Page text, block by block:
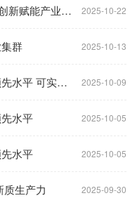
【“十四五”陕西答卷】榆林：科技创新赋能产业升级 因地制宜打造新质生产力 2025-10-22
群 2025-10-13
我国煤炭低温干馏技术达到国际领先水平 可实现荒煤气高附加值利用 2025-10-09
水平 2025-10-05
水平 2025-10-05
生产力 2025-09-30